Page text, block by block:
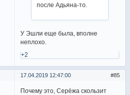
после Адьяна-то.
У Эшли еще была, вполне
неплохо.
+2
85
17.04.2019 12:47:00
Почему это, Серёжа скользит